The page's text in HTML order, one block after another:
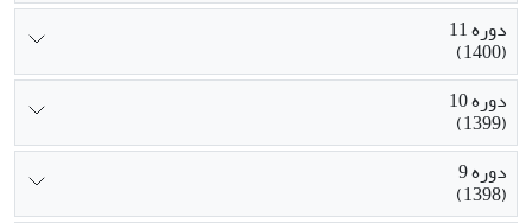
دوره 11
(1400)
دوره 10
(1399)
دوره 9
(1398)